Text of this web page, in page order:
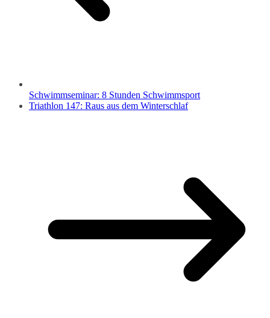
Schwimmseminar: 8 Stunden Schwimmsport
Triathlon 147: Raus aus dem Winterschlaf